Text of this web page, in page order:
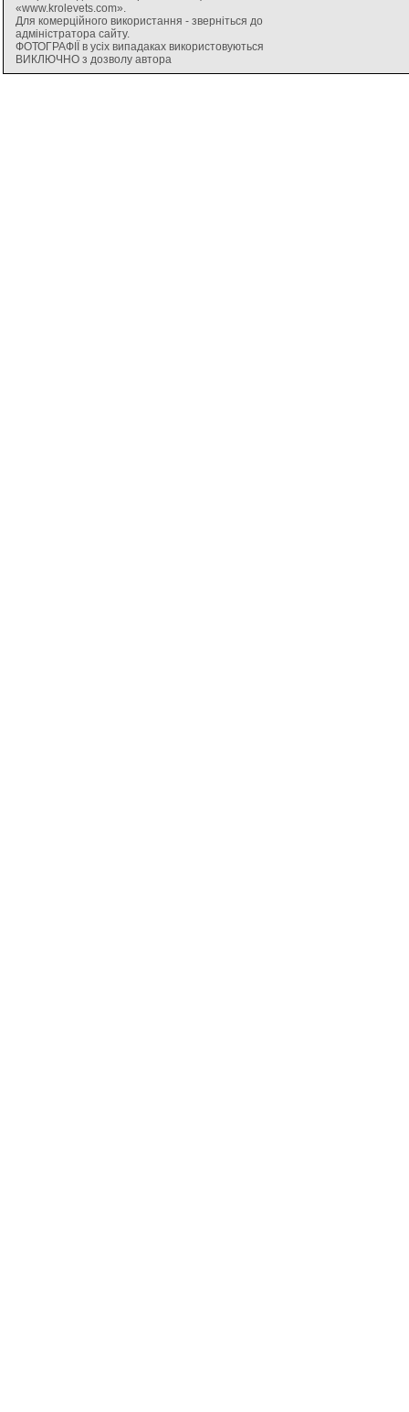
«www.krolevets.com».
Для комерційного використання - зверніться до
адміністратора сайту.
ФОТОГРАФІЇ в усіх випадаках використовуються
ВИКЛЮЧНО з дозволу автора